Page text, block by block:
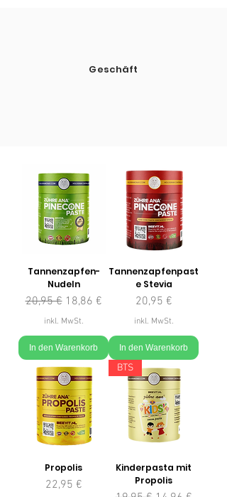
Geschäft
Tannenzapfen-
Nudeln
Standardpreis
20,95 € Sale-Preis
18,86 €
inkl. MwSt.
In den Warenkorb
Tannenzapfenpast
e Stevia
Preis
20,95 €
inkl. MwSt.
In den Warenkorb
Propolis
Preis
22,95 €
BTS
Kinderpasta mit
Propolis